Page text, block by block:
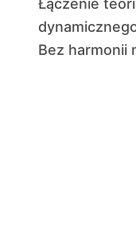
Łączenie teoria i praktyka stanowi fundament
Bez harmonii